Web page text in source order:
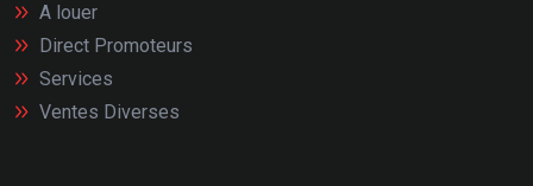
A louer
Direct Promoteurs
Services
Ventes Diverses